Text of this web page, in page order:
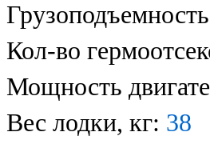
Кол-во
Мощность
Вес лодки, кг: 38